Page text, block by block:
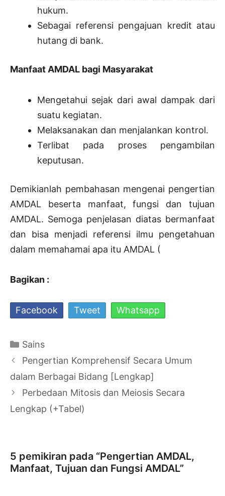
hukum.
Sebagai referensi pengajuan kredit atau
hutang di bank.
Manfaat AMDAL bagi Masyarakat
Mengetahui sejak dari awal dampak dari
suatu kegiatan.
Melaksanakan dan menjalankan kontrol.
Terlibat pada proses pengambilan
keputusan.
Demikianlah pembahasan mengenai pengertian
AMDAL beserta manfaat, fungsi dan tujuan
AMDAL. Semoga penjelasan diatas bermanfaat
dan bisa menjadi referensi ilmu pengetahuan
dalam memahamai apa itu AMDAL (
Bagikan :
Facebook Tweet Whatsapp
Kategori
Sains
Navigasi
Tulisan
Pengertian Komprehensif Secara Umum
dalam Berbagai Bidang [Lengkap]
Perbedaan Mitosis dan Meiosis Secara
Lengkap (+Tabel)
5 pemikiran pada “Pengertian AMDAL,
Manfaat, Tujuan dan Fungsi AMDAL”